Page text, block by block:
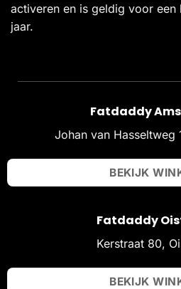
activeren en is geldig voor een
jaar.
Fatdaddy
Johan van Hasseltweg
BEKIJK
Fatdaddy
Kerstraat 80,
BEKIJK